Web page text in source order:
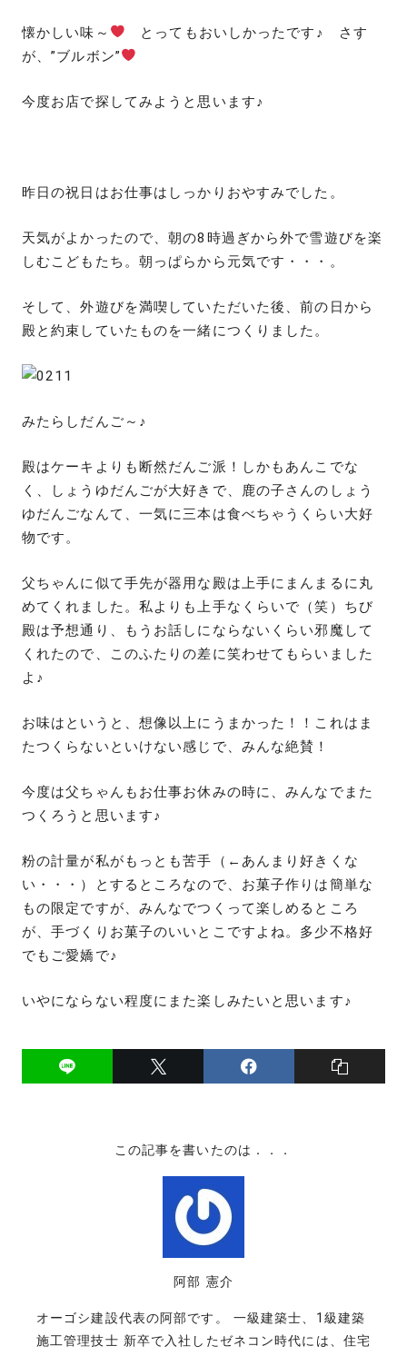
懐かしい味～
とってもおいしかったです♪ さす
が、”ブルボン”
今度お店で探してみようと思います♪
昨日の祝日はお仕事はしっかりおやすみでした。
天気がよかったので、朝の8時過ぎから外で雪遊びを楽
しむこどもたち。朝っぱらから元気です・・・。
そして、外遊びを満喫していただいた後、前の日から
殿と約束していたものを一緒につくりました。
みたらしだんご～♪
殿はケーキよりも断然だんご派！しかもあんこでな
く、しょうゆだんごが大好きで、鹿の子さんのしょう
ゆだんごなんて、一気に三本は食べちゃうくらい大好
物です。
父ちゃんに似て手先が器用な殿は上手にまんまるに丸
めてくれました。私よりも上手なくらいで（笑）ちび
殿は予想通り、もうお話しにならないくらい邪魔して
くれたので、このふたりの差に笑わせてもらいました
よ♪
お味はというと、想像以上にうまかった！！これはま
たつくらないといけない感じで、みんな絶賛！
今度は父ちゃんもお仕事お休みの時に、みんなでまた
つくろうと思います♪
粉の計量が私がもっとも苦手（←あんまり好きくな
い・・・）とするところなので、お菓子作りは簡単な
もの限定ですが、みんなでつくって楽しめるところ
が、手づくりお菓子のいいとこですよね。多少不格好
でもご愛嬌で♪
いやにならない程度にまた楽しみたいと思います♪
この記事を書いたのは．．．
阿部 憲介
オーゴシ建設代表の阿部です。 一級建築士、1級建築
施工管理技士 新卒で入社したゼネコン時代には、住宅